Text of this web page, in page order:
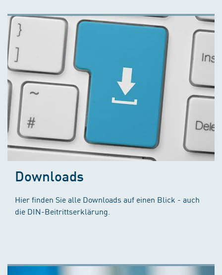
Downloads
Hier finden Sie alle Downloads auf einen Blick - auch
die DIN-Beitrittserklärung.